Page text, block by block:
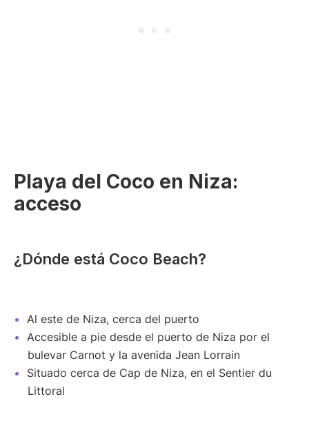
Playa del Coco en Niza:
acceso
¿Dónde está Coco Beach?
Al este de Niza, cerca del puerto
Accesible a pie desde el puerto de Niza por el
bulevar Carnot y la avenida Jean Lorrain
Situado cerca de Cap de Niza, en el Sentier du
Littoral